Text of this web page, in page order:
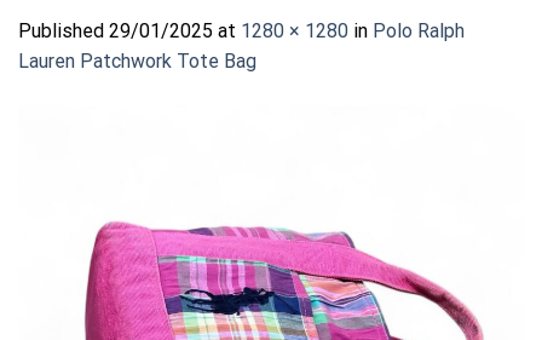
Published 29/01/2025 at 1280 × 1280 in Polo Ralph
Lauren Patchwork Tote Bag